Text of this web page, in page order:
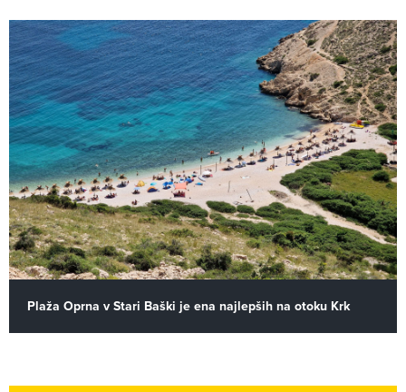
Plaža Oprna v Stari Baški je ena najlepših na otoku Krk